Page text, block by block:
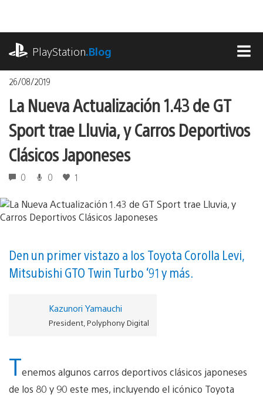
contenido
PlayStation.Blog
26/08/2019
La Nueva Actualización 1.43 de GT
Sport trae Lluvia, y Carros Deportivos
Clásicos Japoneses
0 0 1
Den un primer vistazo a los Toyota Corolla Levi,
Mitsubishi GTO Twin Turbo ‘91 y más.
Kazunori Yamauchi
President, Polyphony Digital
Tenemos algunos carros deportivos clásicos japoneses
de los 80 y 90 este mes, incluyendo el icónico Toyota